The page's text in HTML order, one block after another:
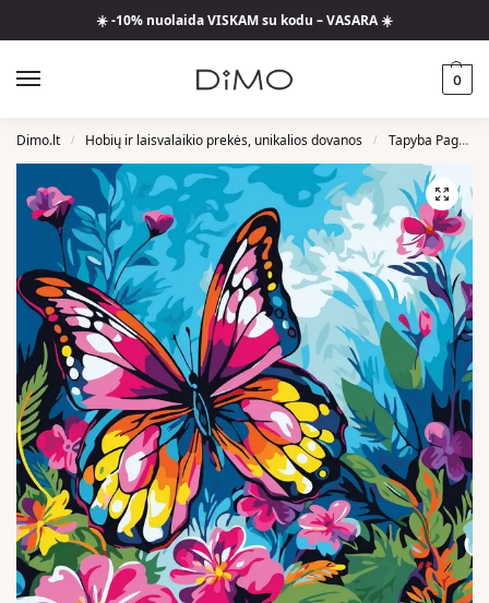
☀️ -10% nuolaida VISKAM su kodu – VASARA ☀️
0
Dimo.lt / Hobių ir laisvalaikio prekės, unikalios dovanos / Tapyba Pagal Skaičius